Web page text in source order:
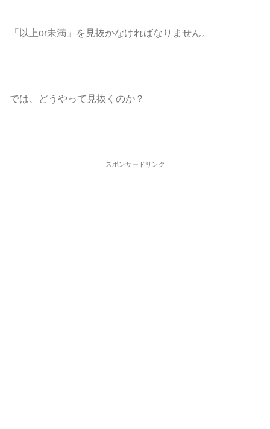
「以上or未満」を見抜かなければなりません。
では、どうやって見抜くのか？
スポンサードリンク